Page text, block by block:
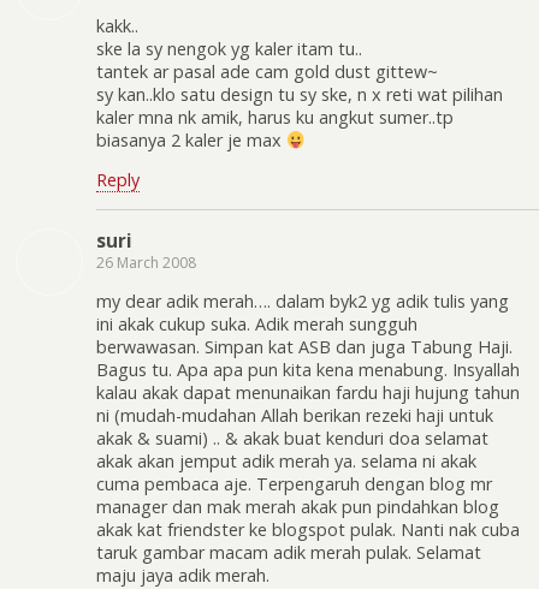
kakk..
ske la sy nengok yg kaler itam tu..
tantek ar pasal ade cam gold dust gittew~
sy kan..klo satu design tu sy ske, n x reti wat pilihan
kaler mna nk amik, harus ku angkut sumer..tp
biasanya 2 kaler je max
Reply
suri
26 March 2008
my dear adik merah…. dalam byk2 yg adik tulis yang
ini akak cukup suka. Adik merah sungguh
berwawasan. Simpan kat ASB dan juga Tabung Haji.
Bagus tu. Apa apa pun kita kena menabung. Insyallah
kalau akak dapat menunaikan fardu haji hujung tahun
ni (mudah-mudahan Allah berikan rezeki haji untuk
akak & suami) .. & akak buat kenduri doa selamat
akak akan jemput adik merah ya. selama ni akak
cuma pembaca aje. Terpengaruh dengan blog mr
manager dan mak merah akak pun pindahkan blog
akak kat friendster ke blogspot pulak. Nanti nak cuba
taruk gambar macam adik merah pulak. Selamat
maju jaya adik merah.